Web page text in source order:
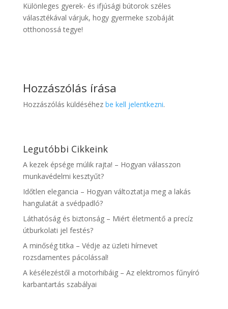
Különleges gyerek- és ifjúsági bútorok széles
választékával várjuk, hogy gyermeke szobáját
otthonossá tegye!
Hozzászólás írása
Hozzászólás küldéséhez be kell jelentkezni.
Legutóbbi Cikkeink
A kezek épsége múlik rajta! – Hogyan válasszon
munkavédelmi kesztyűt?
Időtlen elegancia – Hogyan változtatja meg a lakás
hangulatát a svédpadló?
Láthatóság és biztonság – Miért életmentő a precíz
útburkolati jel festés?
A minőség titka – Védje az üzleti hírnevet
rozsdamentes pácolással!
A késélezéstől a motorhibáig – Az elektromos fűnyíró
karbantartás szabályai